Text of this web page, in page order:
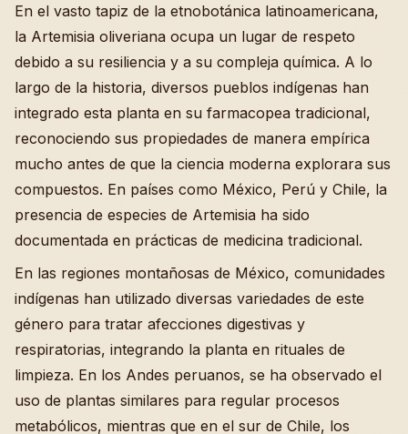
En el vasto tapiz de la etnobotánica latinoamericana,
la Artemisia oliveriana ocupa un lugar de respeto
debido a su resiliencia y a su compleja química. A lo
largo de la historia, diversos pueblos indígenas han
integrado esta planta en su farmacopea tradicional,
reconociendo sus propiedades de manera empírica
mucho antes de que la ciencia moderna explorara sus
compuestos. En países como México, Perú y Chile, la
presencia de especies de Artemisia ha sido
documentada en prácticas de medicina tradicional.
En las regiones montañosas de México, comunidades
indígenas han utilizado diversas variedades de este
género para tratar afecciones digestivas y
respiratorias, integrando la planta en rituales de
limpieza. En los Andes peruanos, se ha observado el
uso de plantas similares para regular procesos
metabólicos, mientras que en el sur de Chile, los